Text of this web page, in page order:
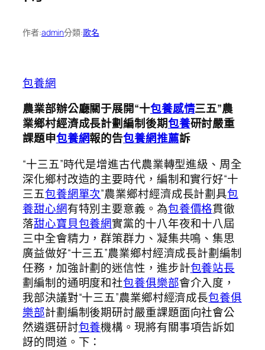
作者:admin分類:歌名
包養網
農業部辦公廳關于展開“十包養感情三五”農
業鄉村經濟成長計劃編制後期包養研討嚴重
課題申包養網報的告包養網推薦訴
“十三五”時代是增進古代農業轉型進級、周全
深化鄉村改造的主要時代，編制和實行好“十
三五包養網單次”農業鄉村經濟成長計劃具包
養甜心網有特別主要意義。為包養價格貫徹
落甜心寶貝包養網實黨的十八年夜和十八屆
三中全會精力，群策群力、凝集共鳴、集思
廣益做好“十三五”農業鄉村經濟成長計劃編制
任務，加強計劃的迷信性，進步計包養站長
劃編制的通明度和社包養俱樂部會介入度，
我部決議對“十三五”農業鄉村經濟成長包養俱
樂部計劃編制後期研討嚴重課題面向社會公
然遴選研討包養機構。現將有關事項告訴如
訝的問道。下：